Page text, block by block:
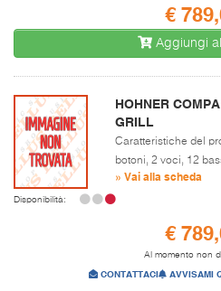
€
Aggiungi
HOHNER
GRILL
Caratteristiche del
botoni, 2 voci, 12
» Vai alla scheda
Disponibilità:
€
Al momento non
CONTATTACI AVVISAMI